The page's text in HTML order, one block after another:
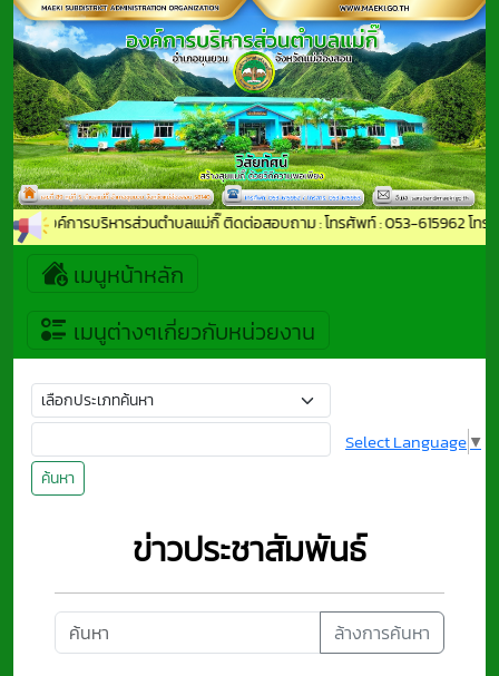
สู่องค์การบริหารส่วนตำบลแม่กิ๊ ติดต่อสอบถาม : โทรศัพท์ : 053-615962 โทรสาร
เมนูหน้าหลัก
เมนูต่างๆเกี่ยวกับหน่วยงาน
ค้นหา
Select Language▼
ข่าวประชาสัมพันธ์
ล้างการค้นหา